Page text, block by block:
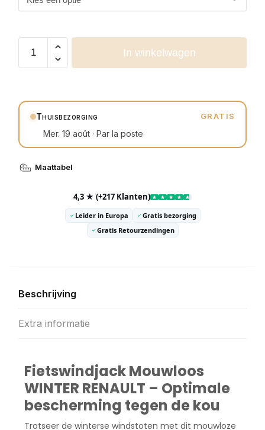
In winkelwagen
Thuisbezorging GRATIS
Mer. 19 août · Par la poste
Maattabel
4,3 ★ (+217 Klanten)
Leider in Europa
Gratis bezorging
Gratis Retourzendingen
Beschrijving
Extra informatie
Fietswindjack Mouwloos
WINTER RENAULT – Optimale
bescherming tegen de kou
Trotseer de winterse windstoten met dit mouwloze